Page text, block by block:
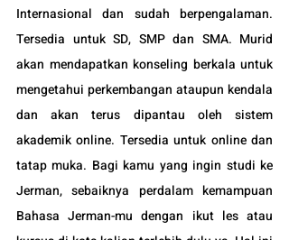
Internasional dan sudah berpengalaman.
Tersedia untuk SD, SMP dan SMA. Murid
akan mendapatkan konseling berkala untuk
mengetahui perkembangan ataupun kendala
dan akan terus dipantau oleh sistem
akademik online. Tersedia untuk online dan
tatap muka. Bagi kamu yang ingin studi ke
Jerman, sebaiknya perdalam kemampuan
Bahasa Jerman-mu dengan ikut les atau